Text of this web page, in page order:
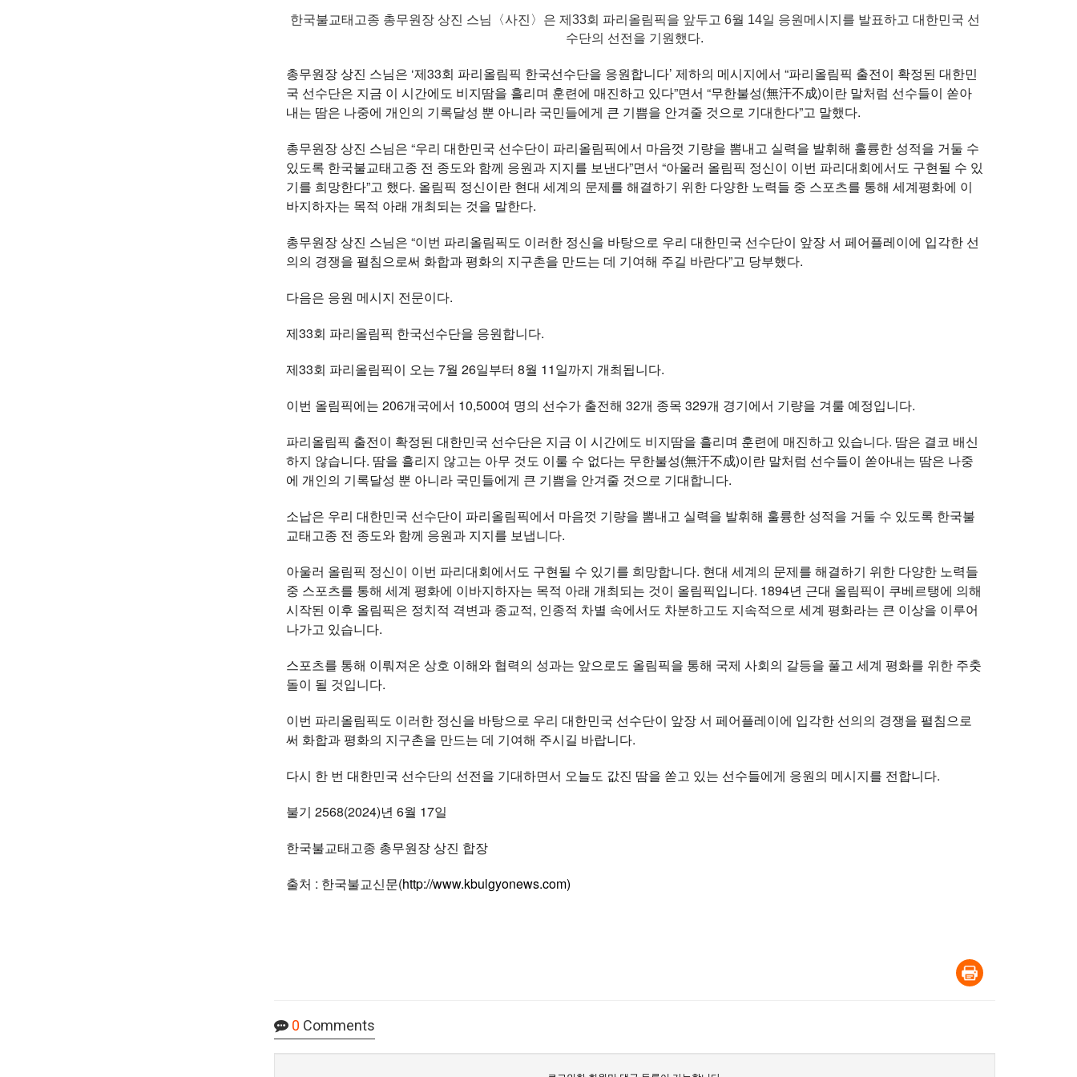
한국불교태고종 총무원장 상진 스님〈사진〉은 제33회 파리올림픽을 앞두고 6월 14일 응원메시지를 발표하고 대한민국 선
수단의 선전을 기원했다.
총무원장 상진 스님은 ‘제33회 파리올림픽 한국선수단을 응원합니다’ 제하의 메시지에서 “파리올림픽 출전이 확정된 대한민
국 선수단은 지금 이 시간에도 비지땀을 흘리며 훈련에 매진하고 있다”면서 “무한불성(無汗不成)이란 말처럼 선수들이 쏟아
내는 땀은 나중에 개인의 기록달성 뿐 아니라 국민들에게 큰 기쁨을 안겨줄 것으로 기대한다”고 말했다.
총무원장 상진 스님은 “우리 대한민국 선수단이 파리올림픽에서 마음껏 기량을 뽐내고 실력을 발휘해 훌륭한 성적을 거둘 수
있도록 한국불교태고종 전 종도와 함께 응원과 지지를 보낸다”면서 “아울러 올림픽 정신이 이번 파리대회에서도 구현될 수 있
기를 희망한다”고 했다. 올림픽 정신이란 현대 세계의 문제를 해결하기 위한 다양한 노력들 중 스포츠를 통해 세계평화에 이
바지하자는 목적 아래 개최되는 것을 말한다.
총무원장 상진 스님은 “이번 파리올림픽도 이러한 정신을 바탕으로 우리 대한민국 선수단이 앞장 서 페어플레이에 입각한 선
의의 경쟁을 펼침으로써 화합과 평화의 지구촌을 만드는 데 기여해 주길 바란다”고 당부했다.
다음은 응원 메시지 전문이다.
제33회 파리올림픽 한국선수단을 응원합니다.
제33회 파리올림픽이 오는 7월 26일부터 8월 11일까지 개최됩니다.
이번 올림픽에는 206개국에서 10,500여 명의 선수가 출전해 32개 종목 329개 경기에서 기량을 겨룰 예정입니다.
파리올림픽 출전이 확정된 대한민국 선수단은 지금 이 시간에도 비지땀을 흘리며 훈련에 매진하고 있습니다. 땀은 결코 배신
하지 않습니다. 땀을 흘리지 않고는 아무 것도 이룰 수 없다는 무한불성(無汗不成)이란 말처럼 선수들이 쏟아내는 땀은 나중
에 개인의 기록달성 뿐 아니라 국민들에게 큰 기쁨을 안겨줄 것으로 기대합니다.
소납은 우리 대한민국 선수단이 파리올림픽에서 마음껏 기량을 뽐내고 실력을 발휘해 훌륭한 성적을 거둘 수 있도록 한국불
교태고종 전 종도와 함께 응원과 지지를 보냅니다.
아울러 올림픽 정신이 이번 파리대회에서도 구현될 수 있기를 희망합니다. 현대 세계의 문제를 해결하기 위한 다양한 노력들
중 스포츠를 통해 세계 평화에 이바지하자는 목적 아래 개최되는 것이 올림픽입니다. 1894년 근대 올림픽이 쿠베르탱에 의해
시작된 이후 올림픽은 정치적 격변과 종교적, 인종적 차별 속에서도 차분하고도 지속적으로 세계 평화라는 큰 이상을 이루어
나가고 있습니다.
스포츠를 통해 이뤄져온 상호 이해와 협력의 성과는 앞으로도 올림픽을 통해 국제 사회의 갈등을 풀고 세계 평화를 위한 주춧
돌이 될 것입니다.
이번 파리올림픽도 이러한 정신을 바탕으로 우리 대한민국 선수단이 앞장 서 페어플레이에 입각한 선의의 경쟁을 펼침으로
써 화합과 평화의 지구촌을 만드는 데 기여해 주시길 바랍니다.
다시 한 번 대한민국 선수단의 선전을 기대하면서 오늘도 값진 땀을 쏟고 있는 선수들에게 응원의 메시지를 전합니다.
불기 2568(2024)년 6월 17일
한국불교태고종 총무원장 상진 합장
출처 : 한국불교신문(http://www.kbulgyonews.com)
0 Comments